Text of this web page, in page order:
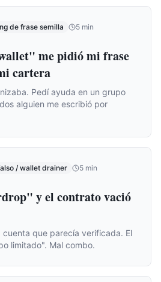
de frase semilla 5 min
me pidió mi frase
cartera
Pedí ayuda en un grupo
alguien me escribió por
/ wallet drainer 5 min
y el contrato vació
cuenta que parecía verificada. El
limitado". Mal combo.